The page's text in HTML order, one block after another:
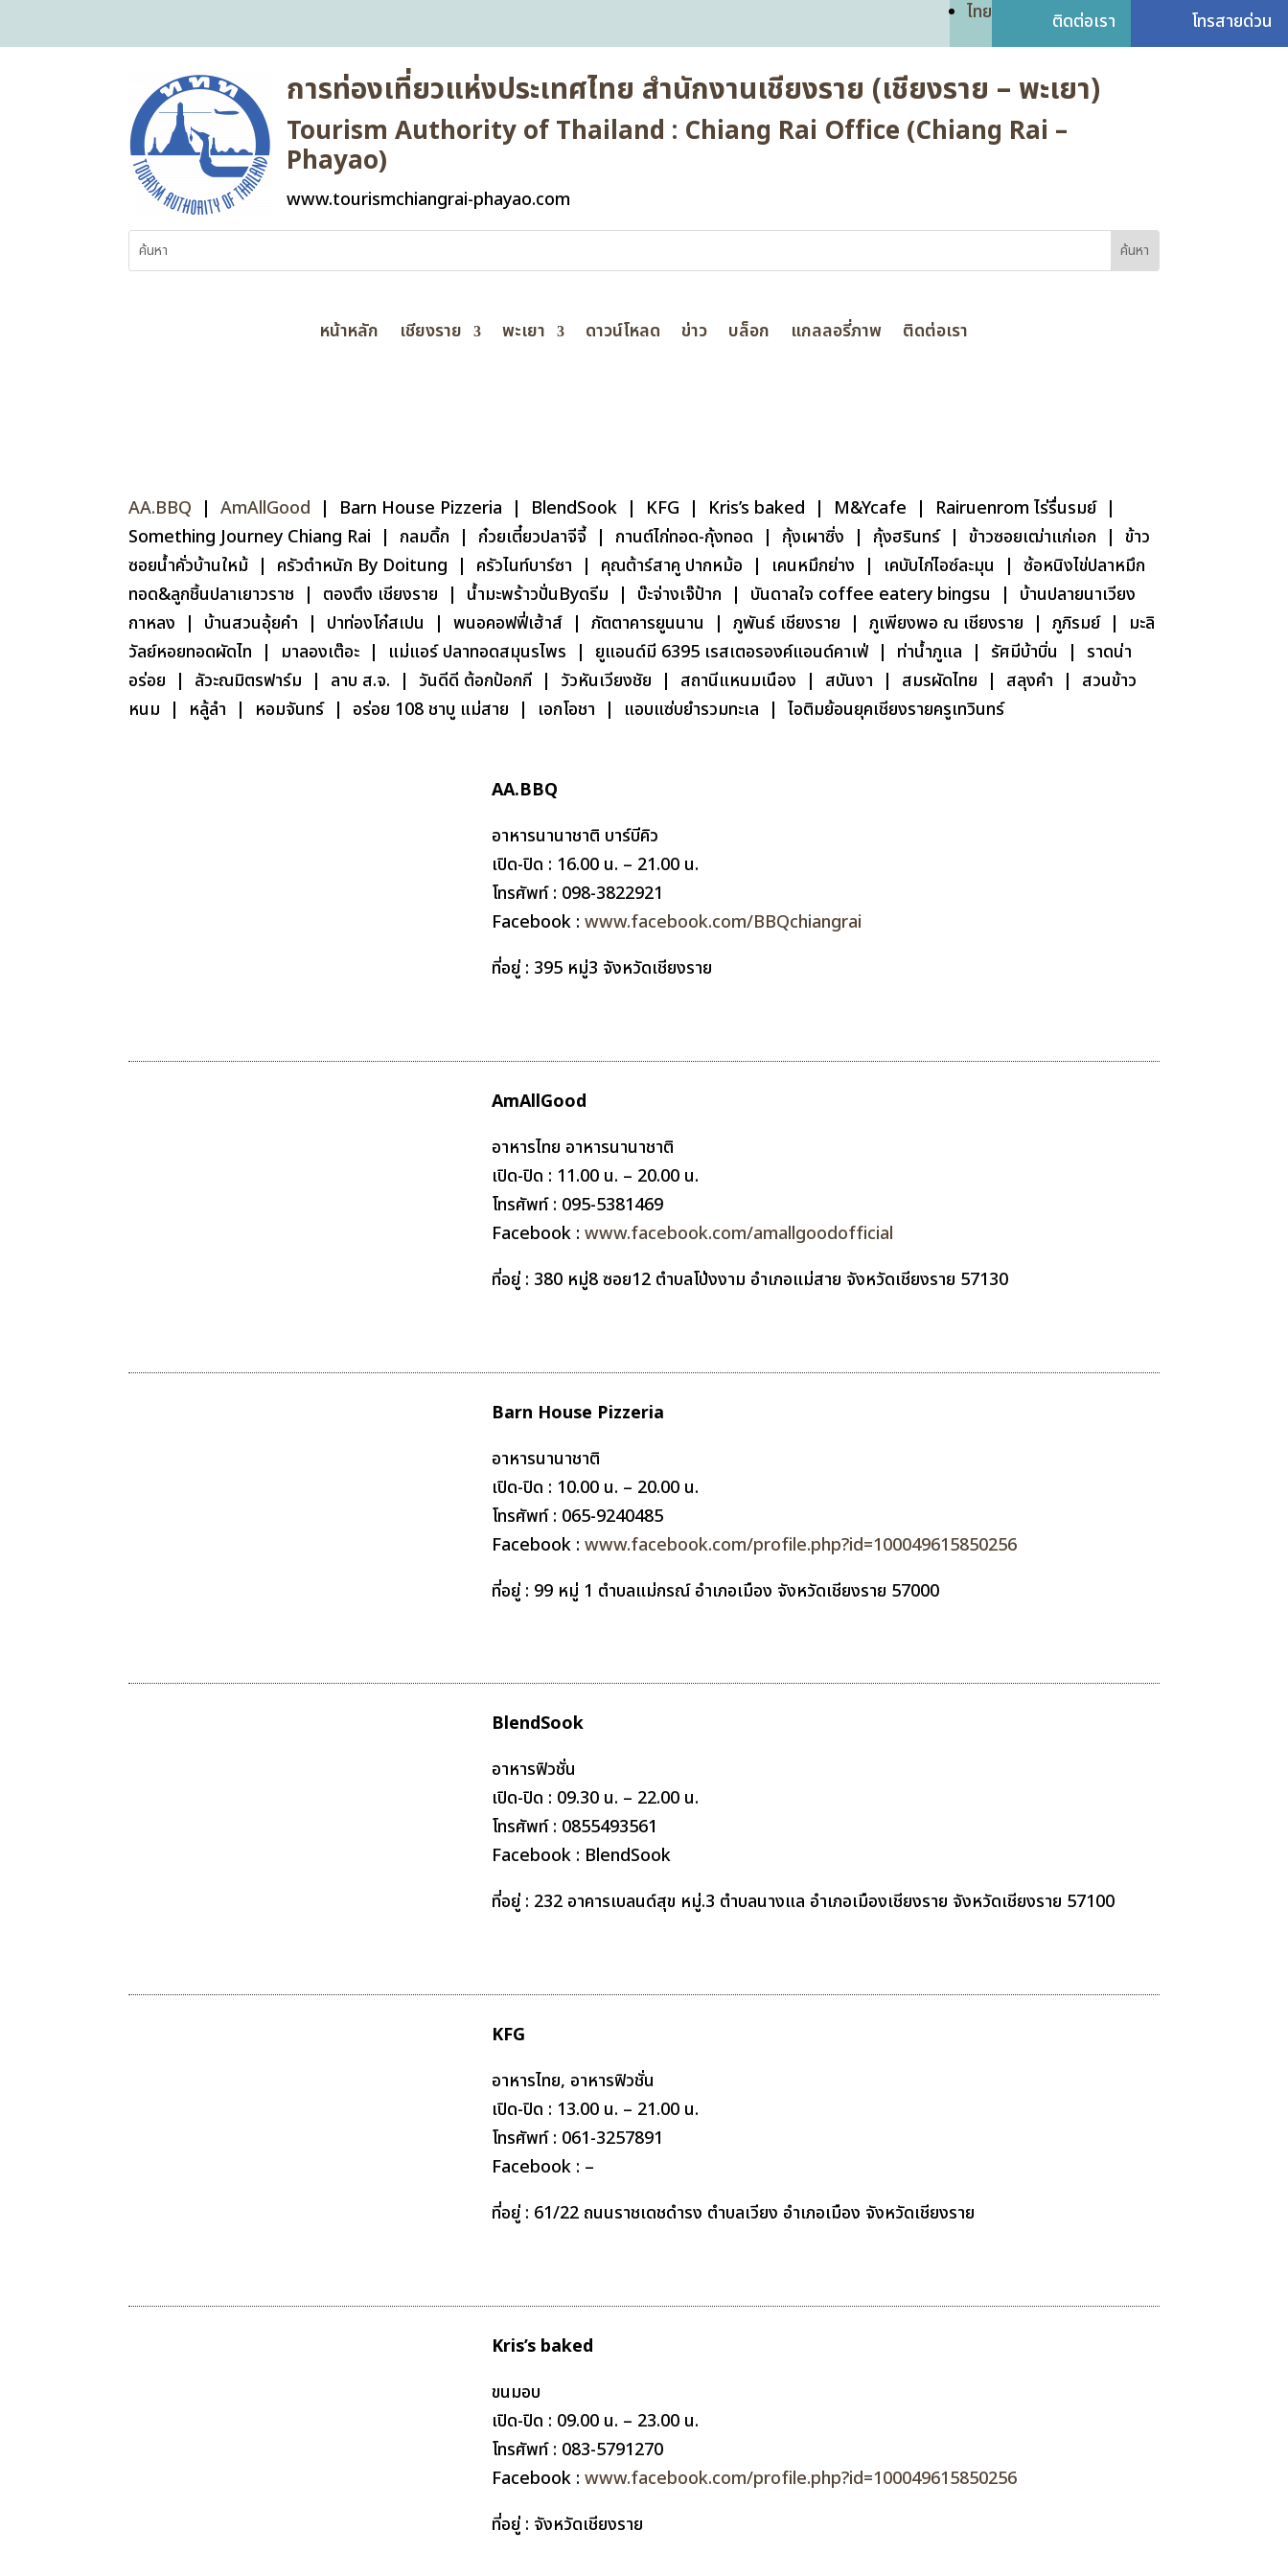
ไทย ติดต่อเรา โทรสายด่วน
การท่องเที่ยวแห่งประเทศไทย สำนักงานเชียงราย (เชียงราย – พะเยา)
Tourism Authority of Thailand : Chiang Rai Office (Chiang Rai –
Phayao)
www.tourismchiangrai-phayao.com
หน้าหลัก เชียงราย พะเยา ดาวน์โหลด ข่าว บล็อก แกลลอรี่ภาพ ติดต่อเรา
AA.BBQ |AmAllGood | Barn House Pizzeria | BlendSook | KFG | Kris’s baked | M&Ycafe | Rairuenrom ไร่รื่นรมย์ |
Something Journey Chiang Rai | กลมดิ้ก | ก๋วยเตี๋ยวปลาจีจี้ | กานต์ไก่ทอด-กุ้งทอด | กุ้งเผาซิ่ง | กุ้งฮรินทร์ | ข้าวซอยเฒ่าแก่เอก | ข้าว
ซอยน้ำคั่วบ้านใหม้ | ครัวตำหนัก By Doitung | ครัวไนท์บาร์ซา | คุณต้าร์สาคู ปากหม้อ | เคนหมึกย่าง | เคบับไก่ไอซ์ละมุน | ซ้อหนิงไข่ปลาหมึก
ทอด&ลูกชิ้นปลาเยาวราช | ตองตึง เชียงราย | น้ำมะพร้าวปั่นByดรีม | บ๊ะจ่างเจ๊ป้าก | บันดาลใจ coffee eatery bingsu | บ้านปลายนาเวียง
กาหลง | บ้านสวนอุ้ยคำ | ปาท่องโก๋สเปน | พนอคอฟฟี่เฮ้าส์ | ภัตตาคารยูนนาน | ภูพันธ์ เชียงราย | ภูเพียงพอ ณ เชียงราย | ภูภิรมย์ | มะลิ
วัลย์หอยทอดผัดไท | มาลองเต๊อะ | แม่แอร์ ปลาทอดสมุนรไพร | ยูแอนด์มี 6395 เรสเตอรองค์แอนด์คาเฟ่ | ท่าน้ำภูแล | รัศมีบ้าบิ่น | ราดน่า
อร่อย | ลัวะณมิตรฟาร์ม​ | ลาบ ส.จ. | วันดีดี ต้อกป้อกกี | วัวหันเวียงชัย | สถานีแหนมเนือง | สบันงา | สมรผัดไทย | สลุงคำ | สวนข้าว
หนม | หลู้ลำ | หอมจันทร์ | อร่อย 108 ชาบู แม่สาย | เอกโอชา | แอบแซ่บยำรวมทะเล | ไอติมย้อนยุคเชียงรายครูเทวินทร์
AA.BBQ
อาหารนานาชาติ บาร์บีคิว
เปิด-ปิด : 16.00 น. – 21.00 น.
โทรศัพท์ : 098-3822921
Facebook : www.facebook.com/BBQchiangrai
ที่อยู่ : 395 หมู่3 จังหวัดเชียงราย
AmAllGood
อาหารไทย อาหารนานาชาติ
เปิด-ปิด : 11.00 น. – 20.00 น.
โทรศัพท์ : 095-5381469
Facebook : www.facebook.com/amallgoodofficial
ที่อยู่ : 380 หมู่8 ซอย12 ตำบลโป่งงาม อำเภอแม่สาย จังหวัดเชียงราย 57130
Barn House Pizzeria
อาหารนานาชาติ
เปิด-ปิด : 10.00 น. – 20.00 น.
โทรศัพท์ : 065-9240485
Facebook : www.facebook.com/profile.php?id=100049615850256
ที่อยู่ : 99 หมู่ 1 ตำบลแม่กรณ์ อำเภอเมือง จังหวัดเชียงราย 57000
BlendSook
อาหารฟิวชั่น
เปิด-ปิด : 09.30 น. – 22.00 น.
โทรศัพท์ : 0855493561
Facebook : BlendSook
ที่อยู่ : 232 อาคารเบลนด์สุข หมู่.3 ตำบลนางแล อำเภอเมืองเชียงราย จังหวัดเชียงราย 57100
KFG
อาหารไทย, อาหารฟิวชั่น
เปิด-ปิด : 13.00 น. – 21.00 น.
โทรศัพท์ : 061-3257891
Facebook : –
ที่อยู่ : 61/22 ถนนราชเดชดำรง ตำบลเวียง อำเภอเมือง จังหวัดเชียงราย
Kris’s baked
ขนมอบ
เปิด-ปิด : 09.00 น. – 23.00 น.
โทรศัพท์ : 083-5791270
Facebook : www.facebook.com/profile.php?id=100049615850256
ที่อยู่ : จังหวัดเชียงราย